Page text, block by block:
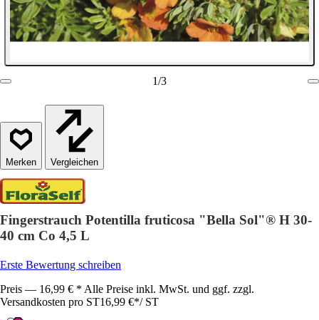
1/3
Vergleichen
Fingerstrauch Potentilla fruticosa "Bella Sol"® H 30-
40 cm Co 4,5 L
Erste Bewertung schreiben
Preis — 16,99 € * Alle Preise inkl. MwSt. und ggf. zzgl.
Versandkosten pro ST16,99 €*/ ST